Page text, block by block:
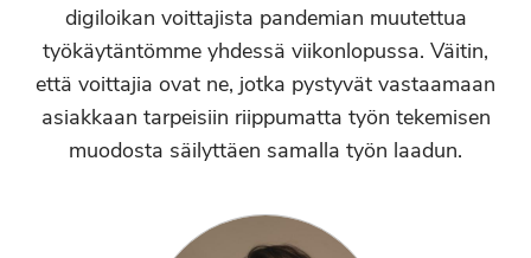
digiloikan voittajista pandemian muutettua
työkäytäntömme yhdessä viikonlopussa. Väitin,
että voittajia ovat ne, jotka pystyvät vastaamaan
asiakkaan tarpeisiin riippumatta työn tekemisen
muodosta säilyttäen samalla työn laadun.